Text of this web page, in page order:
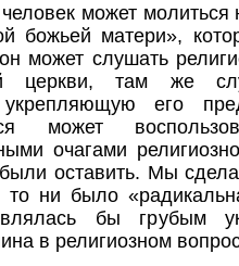
может
божьей матери»,
может слушать
церкви, там же
укрепляющую его
может
очагами
оставить. Мы
ни было
бы грубым
в религиозном